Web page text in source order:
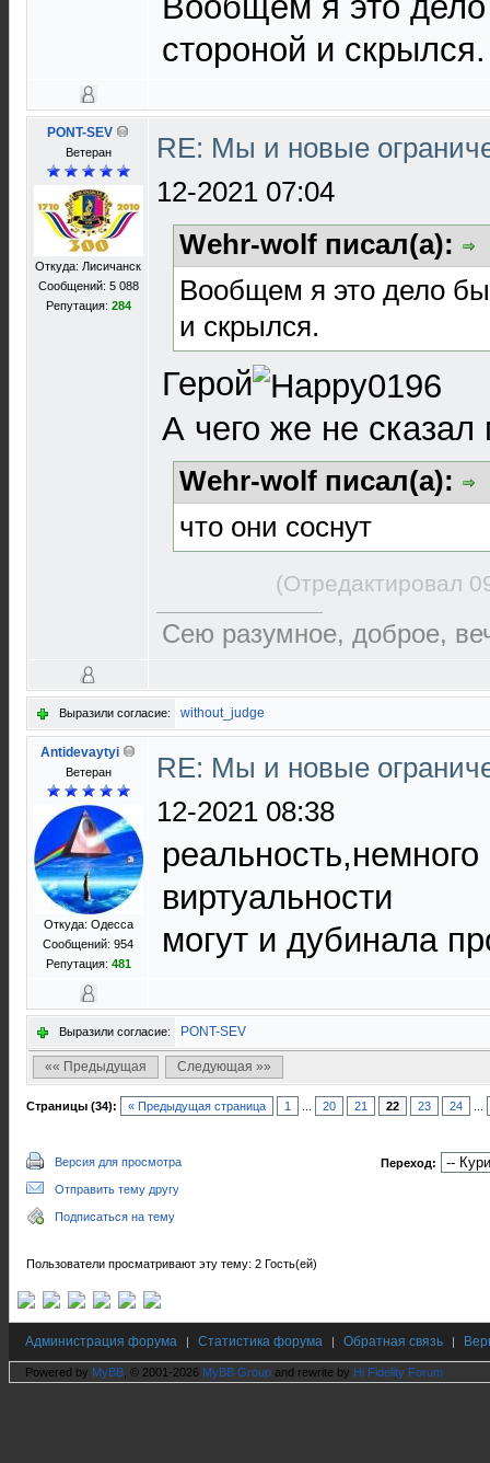
стороной и скрылся.
PONT-SEV
Ветеран
Откуда: Лисичанск
Сообщений: 5 088
Репутация: 284
RE: Мы и новые
12-2021 07:04
Wehr-wolf писал(а):
Вообщем я это дело
и скрылся.
Герой
А чего же не сказал
Wehr-wolf писал(а):
что они соснут
(Отредактировал
Сею разумное, доброе,
Выразили согласие: without_judge
Antidevaytyi
Ветеран
Откуда: Одесса
Сообщений: 954
Репутация: 481
RE: Мы и новые
12-2021 08:38
реальность,немного
виртуальности
могут и дубинала
Выразили согласие: PONT-SEV
«« Предыдущая Следующая »»
Страницы (34): « Предыдущая страница 1 20 21 22 23 24
Версия для просмотра
Отправить тему другу
Подписаться на тему
Переход:
Пользователи просматривают эту тему: 2 Гость(ей)
Администрация форума | Статистика форума | Обратная связь |
Powered by MyBB , © 2001-2026 MyBB Group and rewrite by Hi Fidelity Forum